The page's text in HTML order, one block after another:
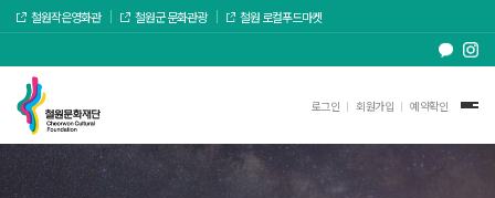
철원작은영화관 철원군 문화관광 철원 로컬푸드마켓
로그인 회원가입 예약확인